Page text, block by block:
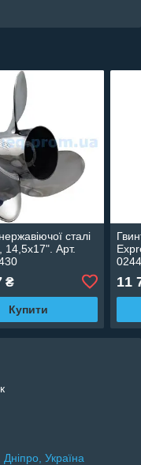
сталі
14,5х17". Арт.
₴
Купити
11
Україна